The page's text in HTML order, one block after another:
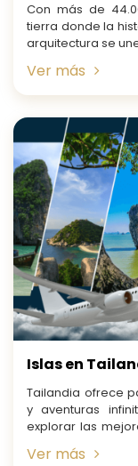
Con más de
tierra donde la
arquitectura se
Ver más
Islas en
Tailandia ofrece
y aventuras
explorar las
Ver más